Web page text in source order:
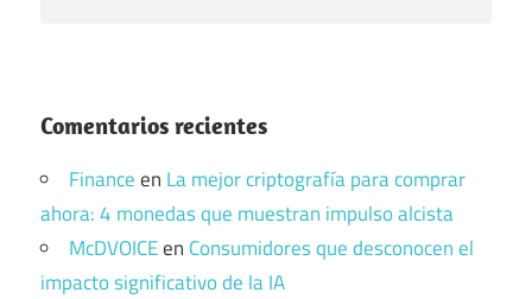
Comentarios recientes
Financeen La mejor criptografía para comprar
ahora: 4 monedas que muestran impulso alcista
McDVOICEen Consumidores que desconocen el
impacto significativo de la IA